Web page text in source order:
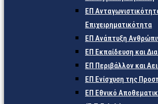
ΕΠ
Επιχειρηματικότητα
ΕΠ Ανάπτυξη
ΕΠ Εκπαίδευση και
ΕΠ Περιβάλλον και
ΕΠ Ενίσχυση της
ΕΠ Εθνικό